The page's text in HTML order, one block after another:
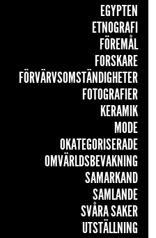
EGYPTEN
ETNOGRAFI
FÖREMÅL
FORSKARE
FÖRVÄRVSOMSTÄNDIGHETER
FOTOGRAFIER
KERAMIK
MODE
OKATEGORISERADE
OMVÄRLDSBEVAKNING
SAMARKAND
SAMLANDE
SVÅRA SAKER
UTSTÄLLNING